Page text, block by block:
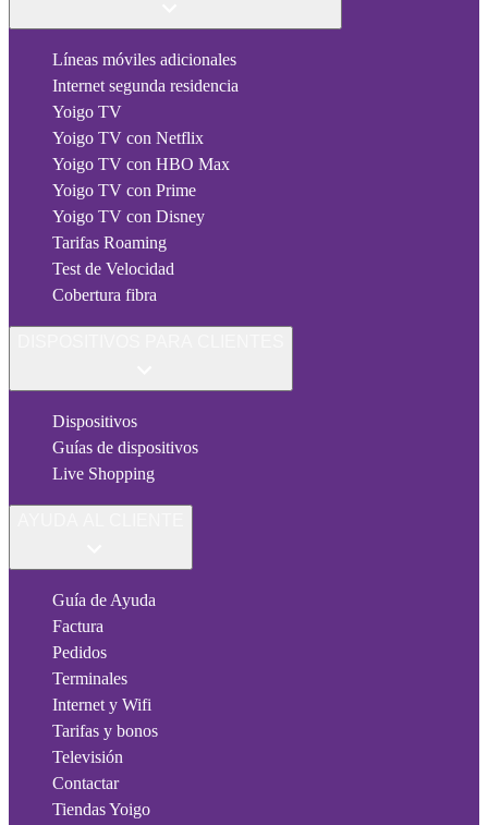
Líneas móviles adicionales
Internet segunda residencia
Yoigo TV
Yoigo TV con Netflix
Yoigo TV con HBO Max
Yoigo TV con Prime
Yoigo TV con Disney
Tarifas Roaming
Test de Velocidad
Cobertura fibra
Dispositivos
Guías de dispositivos
Live Shopping
Guía de Ayuda
Factura
Pedidos
Terminales
Internet y Wifi
Tarifas y bonos
Televisión
Contactar
Tiendas Yoigo